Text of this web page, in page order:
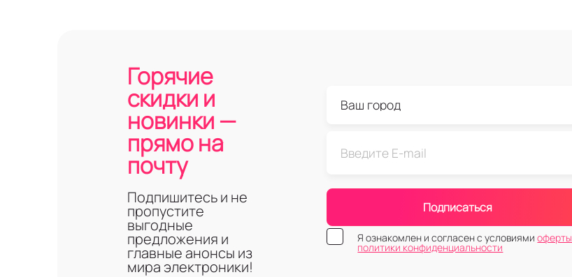
Горячие
скидки и
новинки —
прямо на
почту
Подпишитесь и не
пропустите
выгодные
предложения и
главные анонсы из
мира электроники!
Подписаться
Я ознакомлен и согласен с условиямиоферты
политики конфиденциальности